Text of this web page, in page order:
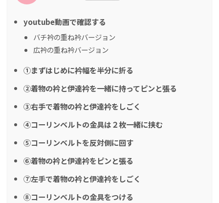
youtube動画で確認する
バチ衿の重ね衿バージョン
広衿の重ね衿バージョン
①まずはじめに衿幅を半分に折る
②着物の衿と伊達衿を一緒に持ってピンと張る
③右手で着物の衿と伊達衿をしごく
④コーリンベルトの金具は２枚一緒に挟む
⑤コーリンベルトを反対側に回す
⑥着物の衿と伊達衿をピンと張る
⑦左手で着物の衿と伊達衿をしごく
⑧コーリンベルトの金具をつける